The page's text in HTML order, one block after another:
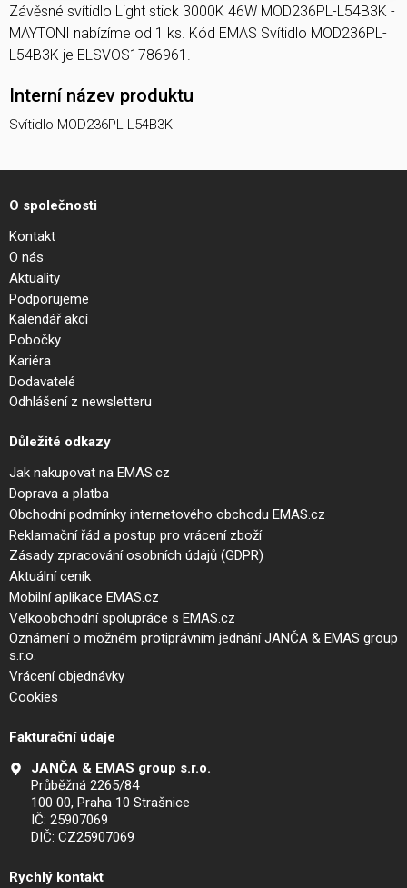
Závěsné svítidlo Light stick 3000K 46W MOD236PL-L54B3K -
MAYTONI nabízíme od 1 ks. Kód EMAS Svítidlo MOD236PL-
L54B3K je ELSVOS1786961.
Interní název produktu
Svítidlo MOD236PL-L54B3K
O společnosti
Kontakt
O nás
Aktuality
Podporujeme
Kalendář akcí
Pobočky
Kariéra
Dodavatelé
Odhlášení z newsletteru
Důležité odkazy
Jak nakupovat na EMAS.cz
Doprava a platba
Obchodní podmínky internetového obchodu EMAS.cz
Reklamační řád a postup pro vrácení zboží
Zásady zpracování osobních údajů (GDPR)
Aktuální ceník
Mobilní aplikace EMAS.cz
Velkoobchodní spolupráce s EMAS.cz
Oznámení o možném protiprávním jednání JANČA & EMAS group
s.r.o.
Vrácení objednávky
Cookies
Fakturační údaje
JANČA & EMAS group s.r.o.
Průběžná 2265/84
100 00, Praha 10 Strašnice
IČ: 25907069
DIČ: CZ25907069
Rychlý kontakt